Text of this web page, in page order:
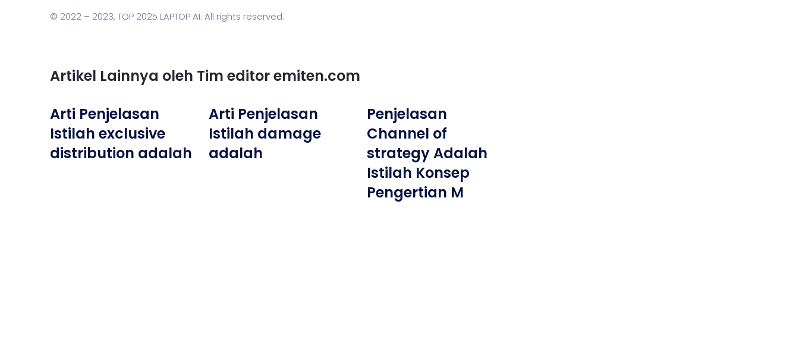
© 2022 – 2023, TOP 2025 LAPTOP AI. All rights reserved.
Artikel Lainnya oleh Tim editor emiten.com
Arti Penjelasan
Istilah exclusive
distribution adalah
Arti Penjelasan
Istilah damage
adalah
Penjelasan
Channel of
strategy Adalah
Istilah Konsep
Pengertian M